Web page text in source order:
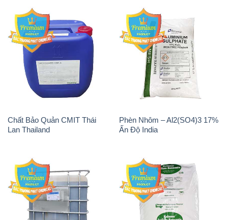
Chất Bảo Quản CMIT Thái
Lan Thailand
Phèn Nhôm – Al2(SO4)3 17%
Ấn Độ India